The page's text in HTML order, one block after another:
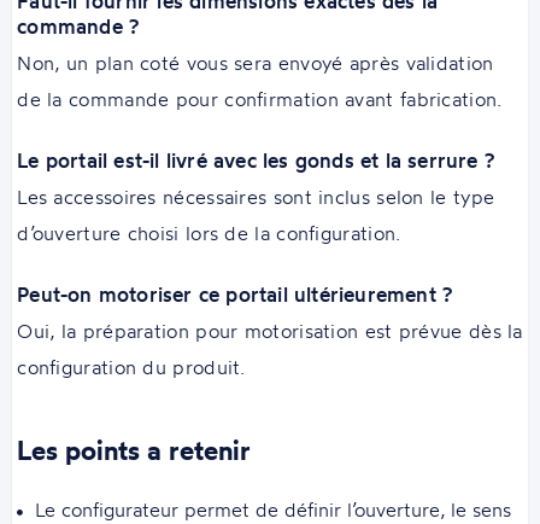
commande ?
Non, un plan coté vous sera envoyé après validation
de la commande pour confirmation avant fabrication.
Le portail est-il livré avec les gonds et la serrure ?
Les accessoires nécessaires sont inclus selon le type
d’ouverture choisi lors de la configuration.
Peut-on motoriser ce portail ultérieurement ?
Oui, la préparation pour motorisation est prévue dès la
configuration du produit.
Les points a retenir
Le configurateur permet de définir l’ouverture, le sens